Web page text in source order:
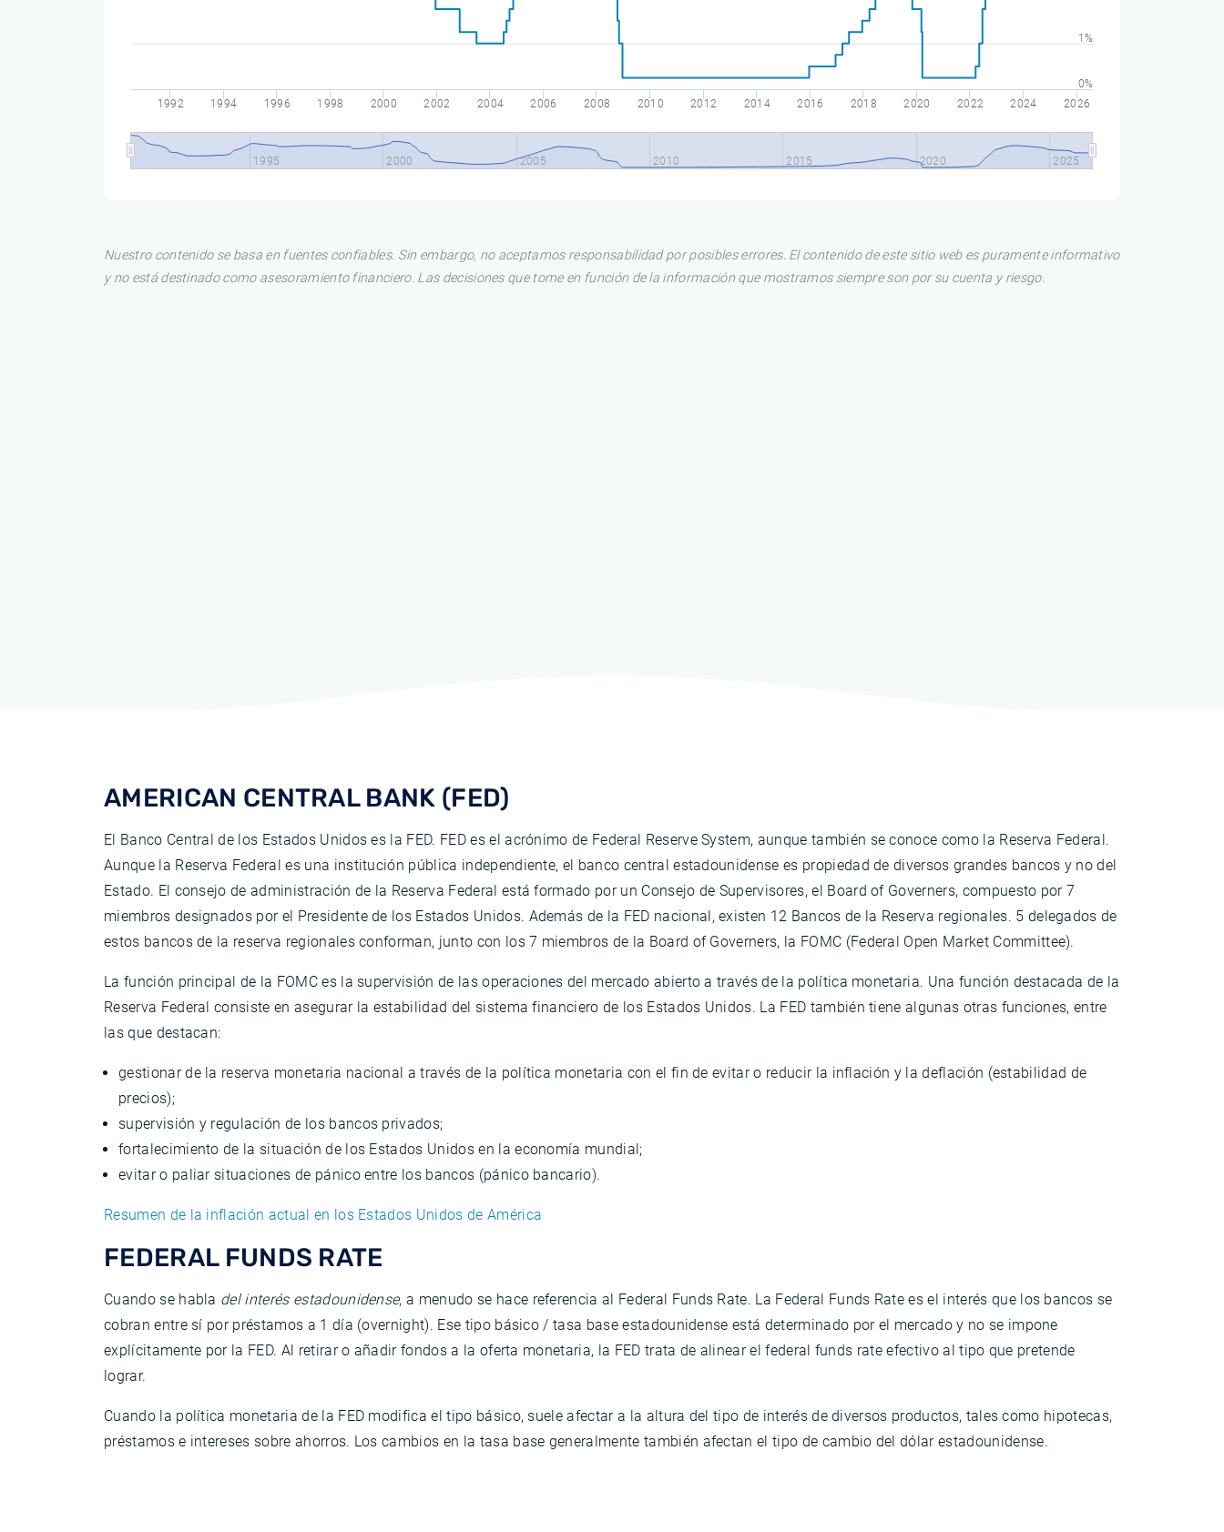
1992 1994 1996 1998 2000 2002 2004 2006 2008 2010 2012 2014 2016 2018 2020 2022 2024 2026
1995 2000 2005 2010 2015 2020 2025
0%
1%
Nuestro contenido se basa en fuentes confiables. Sin embargo, no aceptamos responsabilidad por posibles errores. El contenido de este sitio web es puramente informativo
y no está destinado como asesoramiento financiero. Las decisiones que tome en función de la información que mostramos siempre son por su cuenta y riesgo.
AMERICAN CENTRAL BANK (FED)
El Banco Central de los Estados Unidos es la FED. FED es el acrónimo de Federal Reserve System, aunque también se conoce como la Reserva Federal.
Aunque la Reserva Federal es una institución pública independiente, el banco central estadounidense es propiedad de diversos grandes bancos y no del
Estado. El consejo de administración de la Reserva Federal está formado por un Consejo de Supervisores, el Board of Governers, compuesto por 7
miembros designados por el Presidente de los Estados Unidos. Además de la FED nacional, existen 12 Bancos de la Reserva regionales. 5 delegados de
estos bancos de la reserva regionales conforman, junto con los 7 miembros de la Board of Governers, la FOMC (Federal Open Market Committee).
La función principal de la FOMC es la supervisión de las operaciones del mercado abierto a través de la política monetaria. Una función destacada de la
Reserva Federal consiste en asegurar la estabilidad del sistema financiero de los Estados Unidos. La FED también tiene algunas otras funciones, entre
las que destacan:
gestionar de la reserva monetaria nacional a través de la política monetaria con el fin de evitar o reducir la inflación y la deflación (estabilidad de
precios);
supervisión y regulación de los bancos privados;
fortalecimiento de la situación de los Estados Unidos en la economía mundial;
evitar o paliar situaciones de pánico entre los bancos (pánico bancario).
Resumen de la inflación actual en los Estados Unidos de América
FEDERAL FUNDS RATE
Cuando se habla del interés estadounidense, a menudo se hace referencia al Federal Funds Rate. La Federal Funds Rate es el interés que los bancos se
cobran entre sí por préstamos a 1 día (overnight). Ese tipo básico / tasa base estadounidense está determinado por el mercado y no se impone
explícitamente por la FED. Al retirar o añadir fondos a la oferta monetaria, la FED trata de alinear el federal funds rate efectivo al tipo que pretende
lograr.
Cuando la política monetaria de la FED modifica el tipo básico, suele afectar a la altura del tipo de interés de diversos productos, tales como hipotecas,
préstamos e intereses sobre ahorros. Los cambios en la tasa base generalmente también afectan el tipo de cambio del dólar estadounidense.